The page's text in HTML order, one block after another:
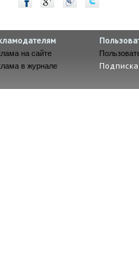
на сайте
в журнале